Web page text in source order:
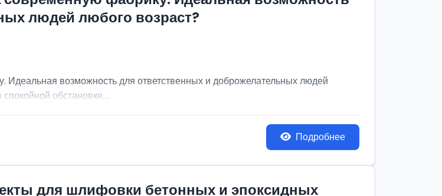
людей любого возраст?
возможность для ответственных и доброжелательных людей
обстановке....
Подробнее
для шлифовки бетонных и эпоксидных